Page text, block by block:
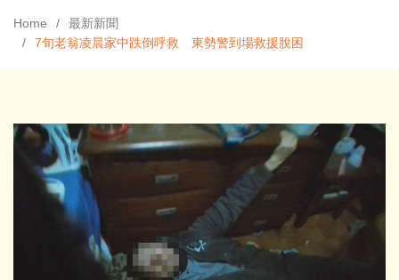
Home
最新新聞
7旬老翁凌晨家中跌倒呼救 東勢警到場救援脫困